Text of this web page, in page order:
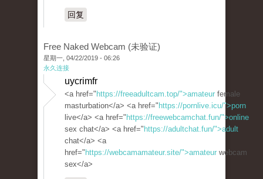
回复
Free Naked Webcam (未验证)
星期一, 04/22/2019 - 06:26
永久连接
uycrimfr
<a href=" https://freeadultcam.top/">amateur female
masturbation</a> <a href=" https://pornlive.icu/">porn
live</a> <a href=" https://freewebcamchat.fun/">online
sex chat</a> <a href=" https://adultchat.fun/">adult
chat</a> <a
href=" https://webcamamateur.site/">amateur webcam
sex</a>